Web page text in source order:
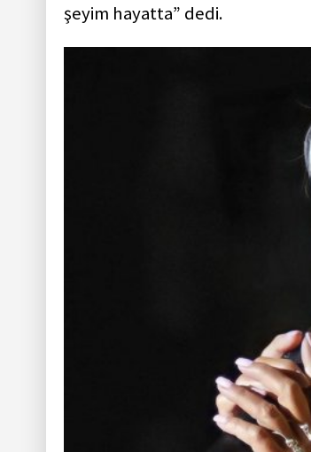
şeyim hayatta” dedi.